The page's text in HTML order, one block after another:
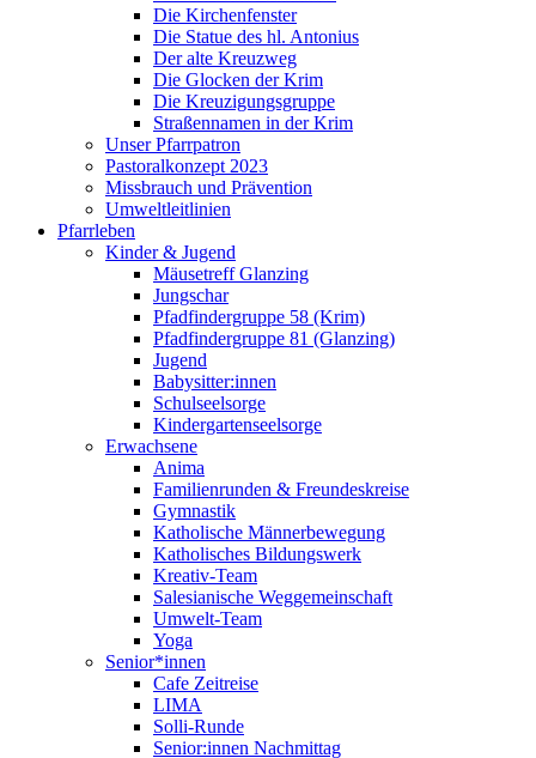
Die Kirchenfenster
Die Statue des hl. Antonius
Der alte Kreuzweg
Die Glocken der Krim
Die Kreuzigungsgruppe
Straßennamen in der Krim
Unser Pfarrpatron
Pastoralkonzept 2023
Missbrauch und Prävention
Umweltleitlinien
Pfarrleben
Kinder & Jugend
Mäusetreff Glanzing
Jungschar
Pfadfindergruppe 58 (Krim)
Pfadfindergruppe 81 (Glanzing)
Jugend
Babysitter:innen
Schulseelsorge
Kindergartenseelsorge
Erwachsene
Anima
Familienrunden & Freundeskreise
Gymnastik
Katholische Männerbewegung
Katholisches Bildungswerk
Kreativ-Team
Salesianische Weggemeinschaft
Umwelt-Team
Yoga
Senior*innen
Cafe Zeitreise
LIMA
Solli-Runde
Senior:innen Nachmittag